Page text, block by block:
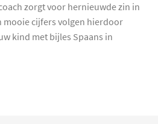
zorgt voor hernieuwde zin in
mooie cijfers volgen hierdoor
kind met bijles Spaans in